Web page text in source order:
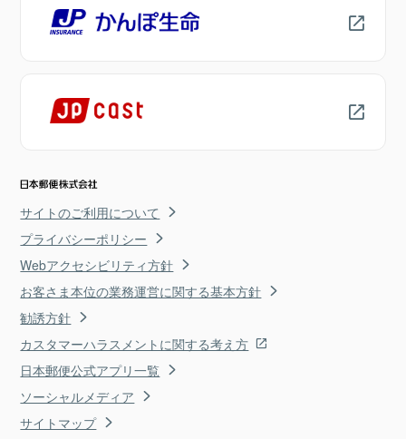
サイトのご利用について
プライバシーポリシー
Webアクセシビリティ方針
お客さま本位の業務運営に関する基本方針
勧誘方針
カスタマーハラスメントに関する考え方
日本郵便公式アプリ一覧
ソーシャルメディア
サイトマップ